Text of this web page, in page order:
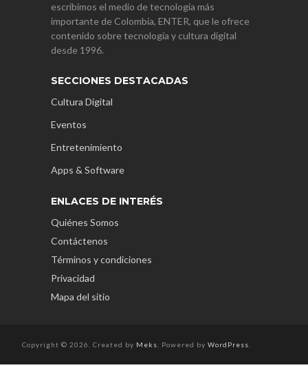
escribimos el medio de tecnología más
importante de Colombia, ENTER, que le ofrece
contenido sobre tecnología y cultura digital
desde 1996.
SECCIONES DESTACADAS
Cultura Digital
Eventos
Entretenimiento
Apps & Software
ENLACES DE INTERÉS
Quiénes Somos
Contáctenos
Términos y condiciones
Privacidad
Mapa del sitio
Copyright © 2026. Created by Meks. Powered by WordPress.